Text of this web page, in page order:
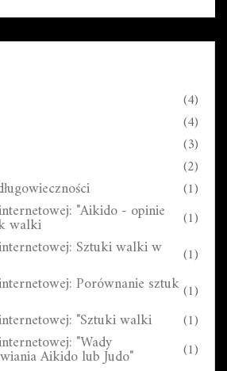
hakama pomaga w
ponieważ jej długość
nóg wyżej. To ciekawe, jak coś
może mieć tak duży wpływ na
(4)
(4)
(3)
(2)
(1)
"Aikido - opinie
walki (1)
Sztuki walki w (1)
Porównanie sztuk(1)
"Sztuki walki (1)
"Wady
Aikido lub Judo" (1)